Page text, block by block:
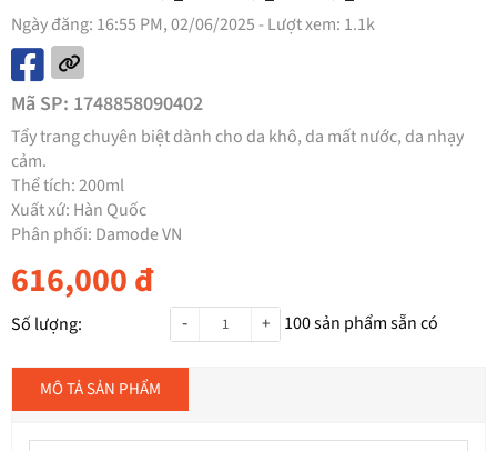
Ngày đăng: 16:55 PM, 02/06/2025 - Lượt xem: 1.1k
Mã SP: 1748858090402
Tẩy trang chuyên biệt dành cho da khô, da mất nước, da nhạy
cảm.
Thể tích: 200ml
Xuất xứ: Hàn Quốc
Phân phối: Damode VN
616,000đ
Số lượng: +
- 100sản phẩm sẵn có
MÔ TẢ SẢN PHẨM